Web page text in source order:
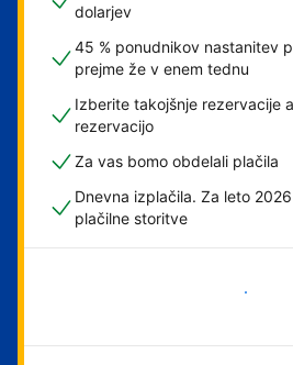
dolarjev
45 % ponudnikov nastanitev
prejme že v enem tednu
Izberite takojšnje rezervacije
rezervacijo
Za vas bomo obdelali plačila
Dnevna izplačila. Za leto
plačilne storitve